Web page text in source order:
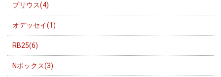
プリウス(4)
オデッセイ(1)
RB25(6)
Nボックス(3)